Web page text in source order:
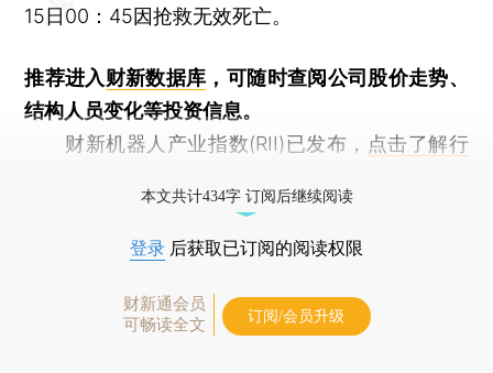
15日00：45因抢救无效死亡。
推荐进入财新数据库 ，可随时查阅公司股价走势、
结构人员变化等投资信息。
财新机器人产业指数(RII)已发布， 点击了解行
本文共计434字 订阅后继续阅读
登录 后获取已订阅的阅读权限
财新通会员
可畅读全文
订阅/会员升级